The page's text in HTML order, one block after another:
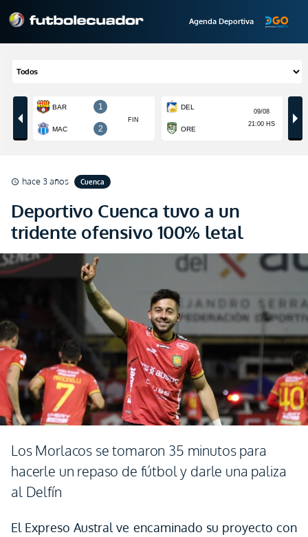
Agenda Deportiva
schedule hace 3 años Cuenca
Deportivo Cuenca tuvo a un
tridente ofensivo 100% letal
Los Morlacos se tomaron 35 minutos para
hacerle un repaso de fútbol y darle una paliza
al Delfín
El Expreso Austral ve encaminado su proyecto con